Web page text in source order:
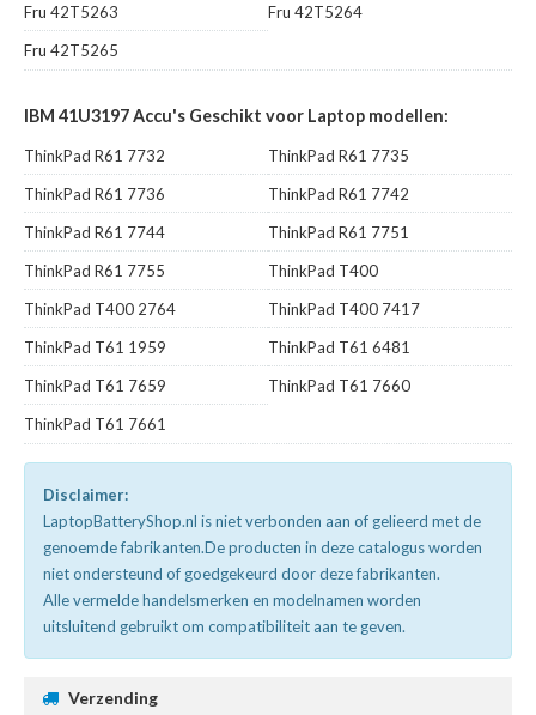
Fru 42T5263
Fru 42T5264
Fru 42T5265
IBM 41U3197 Accu's Geschikt voor Laptop modellen:
ThinkPad R61 7732
ThinkPad R61 7735
ThinkPad R61 7736
ThinkPad R61 7742
ThinkPad R61 7744
ThinkPad R61 7751
ThinkPad R61 7755
ThinkPad T400
ThinkPad T400 2764
ThinkPad T400 7417
ThinkPad T61 1959
ThinkPad T61 6481
ThinkPad T61 7659
ThinkPad T61 7660
ThinkPad T61 7661
Disclaimer:
LaptopBatteryShop.nl is niet verbonden aan of gelieerd met de
genoemde fabrikanten.De producten in deze catalogus worden
niet ondersteund of goedgekeurd door deze fabrikanten.
Alle vermelde handelsmerken en modelnamen worden
uitsluitend gebruikt om compatibiliteit aan te geven.
Verzending